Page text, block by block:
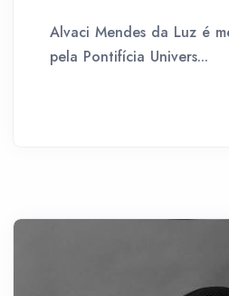
Alvaci Mendes da Luz é
pela Pontifícia Univers...